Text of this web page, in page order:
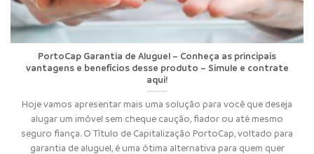
PortoCap Garantia de Aluguel – Conheça as principais
vantagens e benefícios desse produto – Simule e contrate
aqui!
Hoje vamos apresentar mais uma solução para você que deseja
alugar um imóvel sem cheque caução, fiador ou até mesmo
seguro fiança. O Título de Capitalização PortoCap, voltado para
garantia de aluguel, é uma ótima alternativa para quem quer